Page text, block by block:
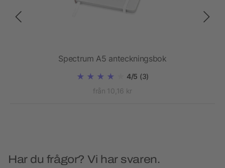
Spectrum A5 anteckningsbok
4/5 (3)
från 10,16 kr
Har du frågor? Vi har svaren.